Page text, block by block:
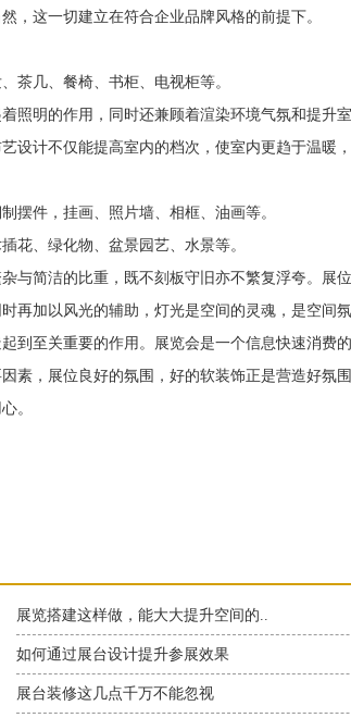
，这一切建立在符合企业品牌风格的前提下。
几、餐椅、书柜、电视柜等。
明的作用，同时还兼顾着渲染环境气氛和提升室
计不仅能提高室内的档次，使室内更趋于温暖
件，挂画、照片墙、相框、油画等。
、绿化物、盆景园艺、水景等。
简洁的比重，既不刻板守旧亦不繁复浮夸。展
再加以风光的辅助，灯光是空间的灵魂，是空间
到至关重要的作用。展览会是一个信息快速消费
素，展位良好的氛围，好的软装饰正是营造好氛
。
展览搭建这样做，能大大提升空间的..
如何通过展台设计提升参展效果
展台装修这几点千万不能忽视